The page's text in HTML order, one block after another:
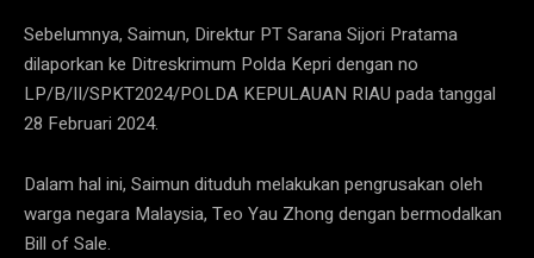
Sebelumnya, Saimun, Direktur PT Sarana Sijori Pratama
dilaporkan ke Ditreskrimum Polda Kepri dengan no
LP/B/II/SPKT2024/POLDA KEPULAUAN RIAU pada tanggal
28 Februari 2024.
Dalam hal ini, Saimun dituduh melakukan pengrusakan oleh
warga negara Malaysia, Teo Yau Zhong dengan bermodalkan
Bill of Sale.